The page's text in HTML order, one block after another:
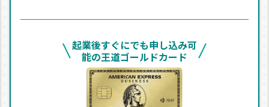
起業後すぐにでも申し込み可
能の王道ゴールドカード